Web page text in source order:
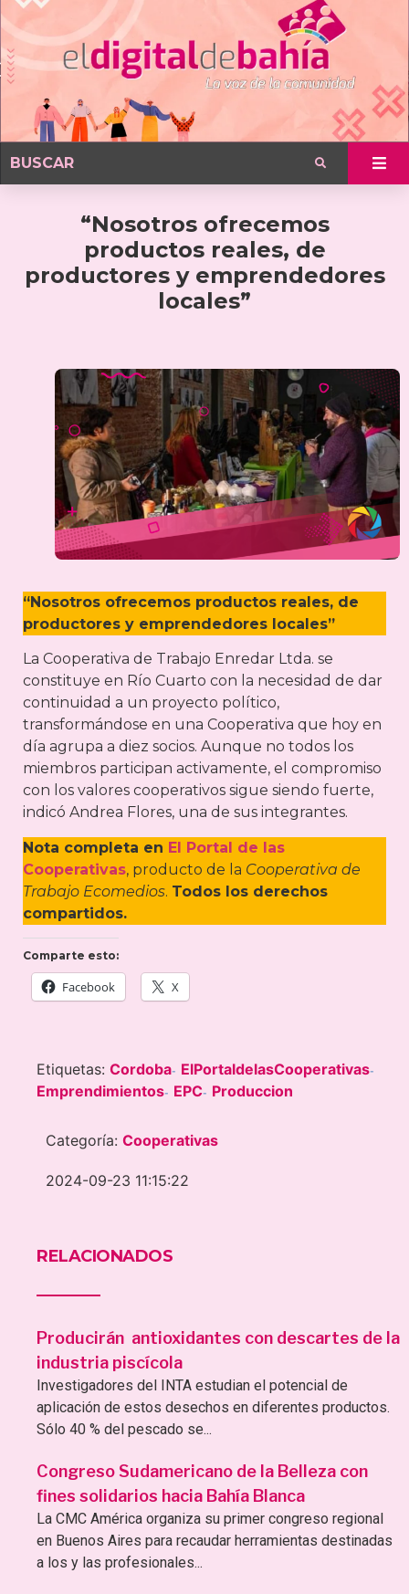
“Nosotros ofrecemos
productos reales, de
productores y emprendedores
locales”
“Nosotros ofrecemos productos reales, de
productores y emprendedores locales”
La Cooperativa de Trabajo Enredar Ltda. se
constituye en Río Cuarto con la necesidad de dar
continuidad a un proyecto político,
transformándose en una Cooperativa que hoy en
día agrupa a diez socios. Aunque no todos los
miembros participan activamente, el compromiso
con los valores cooperativos sigue siendo fuerte,
indicó Andrea Flores, una de sus integrantes.
Nota completa en El Portal de las
Cooperativas, producto de la Cooperativa de
Trabajo Ecomedios. Todos los derechos
compartidos.
Comparte esto:
Facebook X
Etiquetas: Cordoba- ElPortaldelasCooperativas-
Emprendimientos- EPC- Produccion
Categoría: Cooperativas
2024-09-23 11:15:22
RELACIONADOS
Producirán antioxidantes con descartes de la
industria piscícola
Investigadores del INTA estudian el potencial de
aplicación de estos desechos en diferentes productos.
Sólo 40 % del pescado se...
Congreso Sudamericano de la Belleza con
fines solidarios hacia Bahía Blanca
La CMC América organiza su primer congreso regional
en Buenos Aires para recaudar herramientas destinadas
a los y las profesionales...